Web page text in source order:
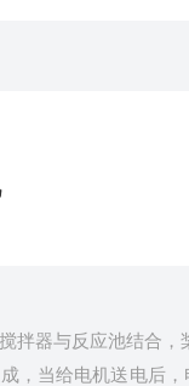
拌器与反应池结合
，当给电机送电后